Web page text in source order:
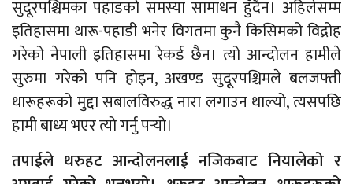
सुदूरपश्चिमका पहाडको समस्या सामाधन हुँदैन। अहिलेसम्म
इतिहासमा थारू-पहाडी भनेर विगतमा कुनै किसिमको विद्रोह
गरेको नेपाली इतिहासमा रेकर्ड छैन। त्यो आन्दोलन हामीले
सुरुमा गरेको पनि होइन, अखण्ड सुदूरपश्चिमले बलजफ्ती
थारूहरूको मुद्दा सबालविरुद्ध नारा लगाउन थाल्यो, त्यसपछि
हामी बाध्य भएर त्यो गर्नु पर्‍यो।
तपाईले थरुहट आन्दोलनलाई नजिकबाट नियालेको र